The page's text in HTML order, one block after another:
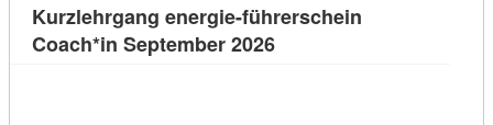
Kurzlehrgang energie-führerschein
Coach*in September 2026Kursdetail: Kurzlehrgang